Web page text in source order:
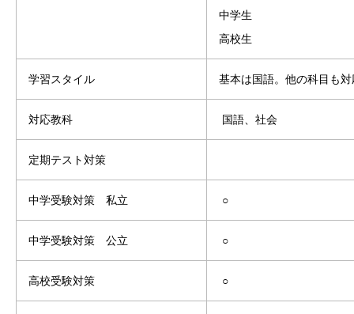
中学生
高校生
学習スタイル 基本は国語。他の科目も対
対応教科 国語、社会
定期テスト対策
中学受験対策 私立 ○
中学受験対策 公立 ○
高校受験対策 ○